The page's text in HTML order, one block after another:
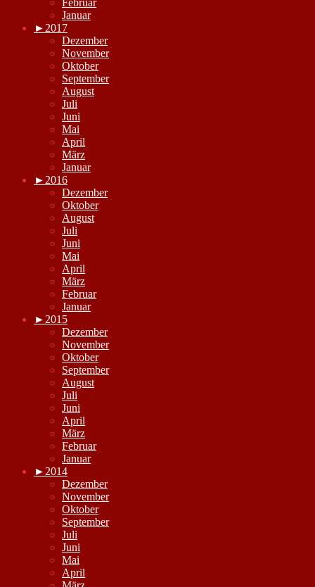
Januar
► 2017
Dezember
November
Oktober
September
August
Juli
Juni
Mai
April
März
Januar
► 2016
Dezember
Oktober
August
Juli
Juni
Mai
April
März
Februar
Januar
► 2015
Dezember
November
Oktober
September
August
Juli
Juni
April
März
Februar
Januar
► 2014
Dezember
November
Oktober
September
Juli
Juni
Mai
April